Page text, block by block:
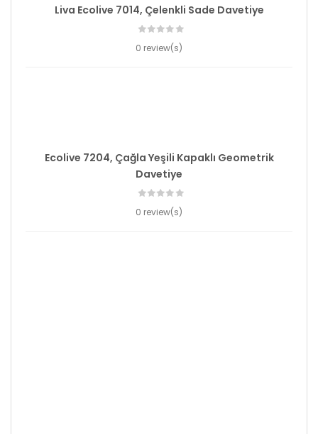
Liva Ecolive 7014, Çelenkli Sade Davetiye
0 review(s)
Ecolive 7204, Çağla Yeşili Kapaklı Geometrik
Davetiye
0 review(s)